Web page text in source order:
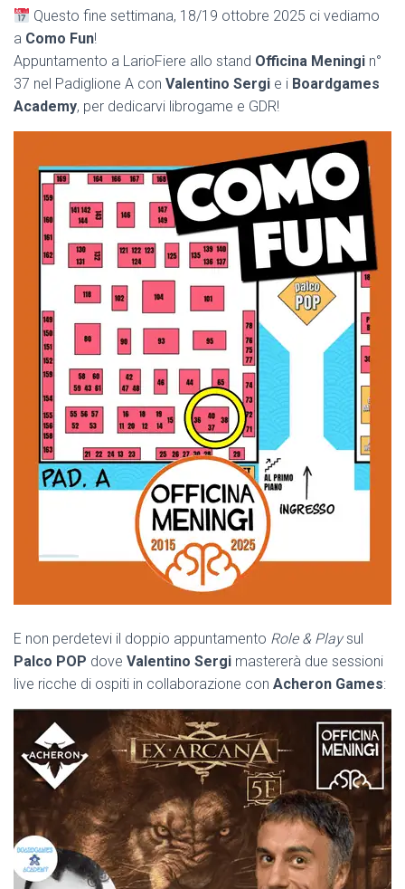
Questo fine settimana, 18/19 ottobre 2025 ci vediamo
a Como Fun!
Appuntamento a LarioFiere allo stand Officina Meningi n°
37 nel Padiglione A con Valentino Sergi e i Boardgames
Academy, per dedicarvi librogame e GDR!
E non perdetevi il doppio appuntamento Role & Playsul
Palco POP dove Valentino Sergi mastererà due sessioni
live ricche di ospiti in collaborazione con Acheron Games: